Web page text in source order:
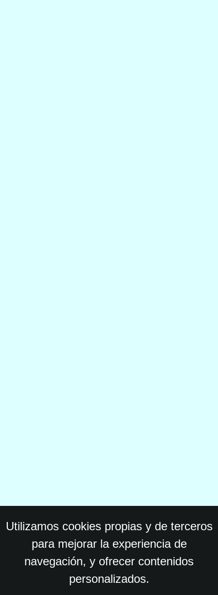
Utilizamos cookies propias y de terceros
para mejorar la experiencia de
navegación, y ofrecer contenidos
personalizados.